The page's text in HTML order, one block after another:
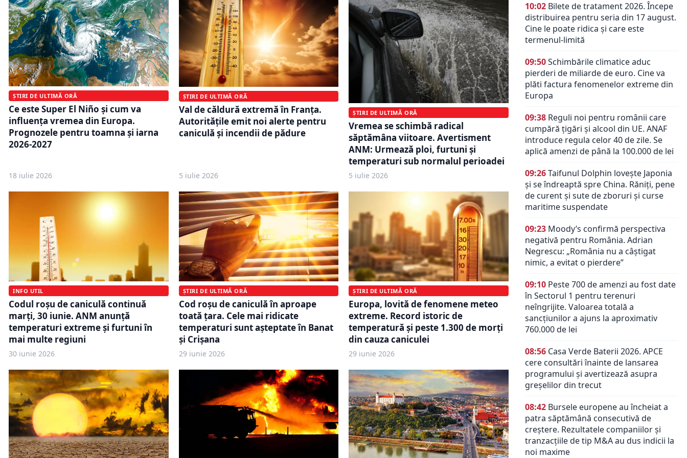
ȘTIRI DE ULTIMĂ ORĂ
Ce este Super El Niño și cum va
influența vremea din Europa.
Prognozele pentru toamna și iarna
2026-2027
18 iulie 2026
ȘTIRI DE ULTIMĂ ORĂ
Val de căldură extremă în Franța.
Autoritățile emit noi alerte pentru
caniculă și incendii de pădure
5 iulie 2026
ȘTIRI DE ULTIMĂ ORĂ
Vremea se schimbă radical
săptămâna viitoare. Avertisment
ANM: Urmează ploi, furtuni și
temperaturi sub normalul perioadei
5 iulie 2026
INFO UTIL
Codul roșu de caniculă continuă
marți, 30 iunie. ANM anunță
temperaturi extreme și furtuni în
mai multe regiuni
30 iunie 2026
ȘTIRI DE ULTIMĂ ORĂ
Cod roșu de caniculă în aproape
toată țara. Cele mai ridicate
temperaturi sunt așteptate în Banat
și Crișana
29 iunie 2026
ȘTIRI DE ULTIMĂ ORĂ
Europa, lovită de fenomene meteo
extreme. Record istoric de
temperatură și peste 1.300 de morți
din cauza caniculei
29 iunie 2026
10:02 Bilete de tratament 2026. Începe
distribuirea pentru seria din 17 august.
Cine le poate ridica și care este
termenul-limită
09:50Schimbările climatice aduc
pierderi de miliarde de euro. Cine va
plăti factura fenomenelor extreme din
Europa
09:38 Reguli noi pentru românii care
cumpără țigări și alcool din UE. ANAF
introduce regula celor 40 de zile. Se
aplică amenzi de până la 100.000 de lei
09:26Taifunul Dolphin lovește Japonia
și se îndreaptă spre China. Răniți, pene
de curent și sute de zboruri și curse
maritime suspendate
09:23 Moody’s confirmă perspectiva
negativă pentru România. Adrian
Negrescu: „România nu a câștigat
nimic, a evitat o pierdere”
09:10 Peste 700 de amenzi au fost date
în Sectorul 1 pentru terenuri
neîngrijite. Valoarea totală a
sancțiunilor a ajuns la aproximativ
760.000 de lei
08:56 Casa Verde Baterii 2026. APCE
cere consultări înainte de lansarea
programului și avertizează asupra
greșelilor din trecut
08:42 Bursele europene au încheiat a
patra săptămână consecutivă de
creștere. Rezultatele companiilor și
tranzacțiile de tip M&A au dus indicii la
noi maxime